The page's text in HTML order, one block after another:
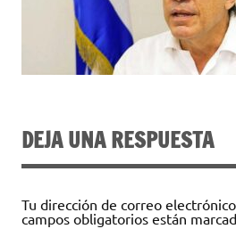
DEJA UNA RESPUESTA
Tu dirección de correo
campos obligatorios están